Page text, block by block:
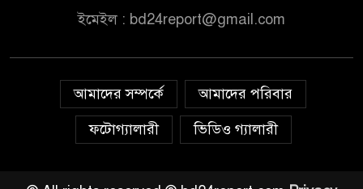
ইমেইল : bd24report@gmail.com
আমাদের সম্পর্কে
আমাদের পরিবার
ফটোগ্যালারী
ভিডিও গ্যালারী